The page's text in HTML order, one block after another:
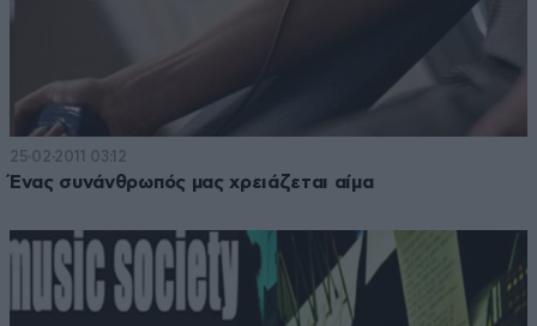
25·02·2011 03:12
Ένας συνάνθρωπός μας χρειάζεται αίμα